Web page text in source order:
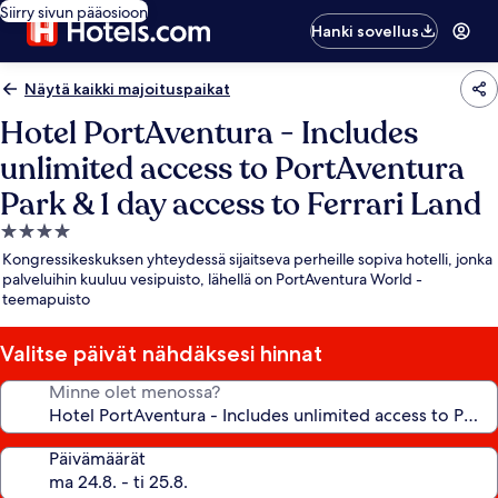
Siirry sivun pääosioon
Hanki sovellus
Näytä kaikki majoituspaikat
Hotel PortAventura - Includes
unlimited access to PortAventura
Park & 1 day access to Ferrari Land
4.0
tähden
majoituspaikka
Kongressikeskuksen yhteydessä sijaitseva perheille sopiva hotelli, jonka
palveluihin kuuluu vesipuisto, lähellä on PortAventura World -
teemapuisto
Valitse päivät nähdäksesi hinnat
Minne olet menossa?
Päivämäärät